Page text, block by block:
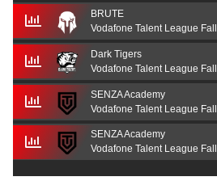
BRUTE
Vodafone Talent League Fall
Dark Tigers
Vodafone Talent League Fall
SENZA Academy
Vodafone Talent League Fall
SENZA Academy
Vodafone Talent League Fall